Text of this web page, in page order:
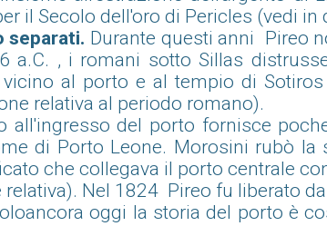
il Secolo dell'oro di Pericles (vedi
separati. Durante questi anni Pireo
a.C. , i romani sotto Sillas
al porto e al tempio di
relativa al periodo romano).
all'ingresso del porto fornisce
di Porto Leone. Morosini rubò
che collegava il porto centrale
Nel 1824 Pireo fu liberato
oggi la storia del porto è